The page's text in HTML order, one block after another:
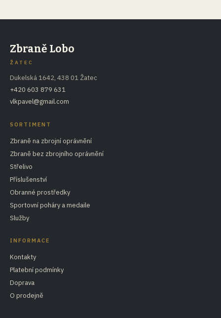
Zbraně Lobo
ŽATEC
Dukelská 1642, 438 01 Žatec
+420 603 879 631
vlkpavel@gmail.com
SORTIMENT
Zbraně na zbrojní oprávnění
Zbraně bez zbrojního oprávnění
Střelivo
Příslušenství
Obranné prostředky
Sportovní poháry a medaile
Služby
INFORMACE
Kontakty
Platební podmínky
Doprava
O prodejně